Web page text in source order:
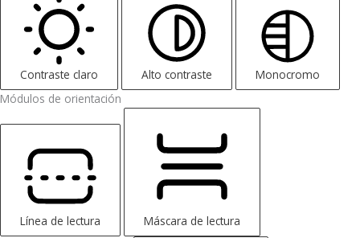
Contraste claro Alto contraste
Monocromo
Módulos de orientación
Línea de lectura Máscara de lectura